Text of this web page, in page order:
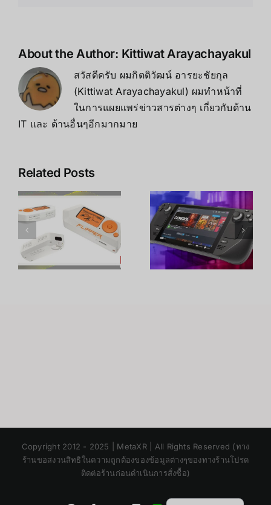
About the Author: Kittiwat Arayachayakul
สวัสดีครับ ผมกิตติวัฒน์ อารยะชัยกุล
(Kittiwat Arayachayakul) ผมทำหน้าที่
ในการแผยแพร่ข่าวสารต่างๆ เกี่ยวกับด้าน
IT และ ด้านอื่นๆอีกมากมาย
Related Posts
Steam
Deck vs
ROG Ally
เครื่องเกมพก
พาตัวไหนดี?
เทียบครบจบ
Meta Quest
3 vs 3S vs
Quest 2
เลือกรุ่นไหน
ดี? เทียบครบ
Copyright 2012 - 2025 | MetaXR | All Rights Reserved (ทาง
ร้านขอสงวนสิทธิในความถูกต้องของข้อมูลต่างๆของทางร้านโปรด
ติดต่อร้านก่อนดำเนินการสั่งซื้อ)Chinese